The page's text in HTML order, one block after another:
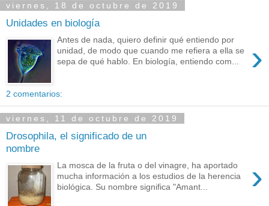
viernes, 18 de octubre de 2019
Unidades en biología
›
Antes de nada, quiero definir qué entiendo por
unidad, de modo que cuando me refiera a ella se
sepa de qué hablo. En biología, entiendo com...
2 comentarios:
viernes, 11 de octubre de 2019
Drosophila, el significado de un
nombre
›
La mosca de la fruta o del vinagre, ha aportado
mucha información a los estudios de la herencia
biológica. Su nombre significa "Amant...